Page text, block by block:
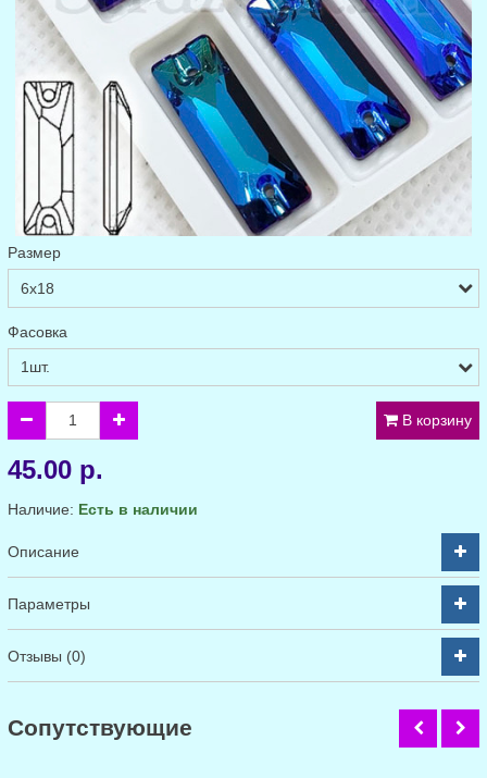
Размер
Фасовка
В корзину
45.00 р.
Наличие: Есть в наличии
Описание
Параметры
Отзывы (0)
Cопутствующие